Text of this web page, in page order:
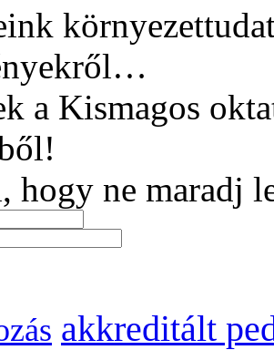
a Kismagos
hogy ne maradj
akkreditált